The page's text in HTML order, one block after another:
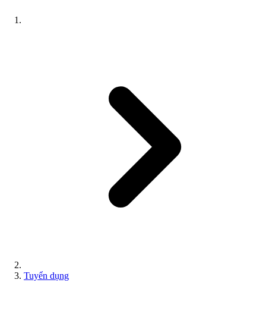
Tuyển dụng